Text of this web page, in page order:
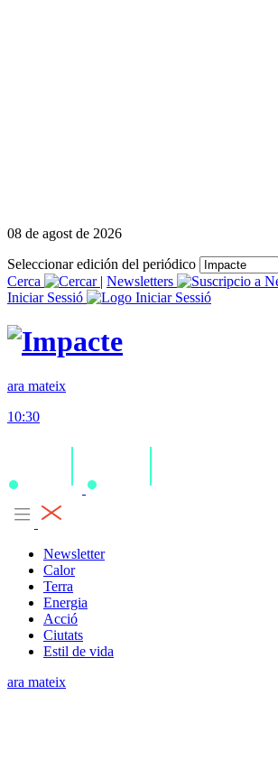
08 de agost de 2026
Seleccionar edición del periódico
Cerca
| Newsletters
Iniciar Sessió
ara mateix
10:30
Newsletter
Calor
Terra
Energia
Acció
Ciutats
Estil de vida
ara mateix